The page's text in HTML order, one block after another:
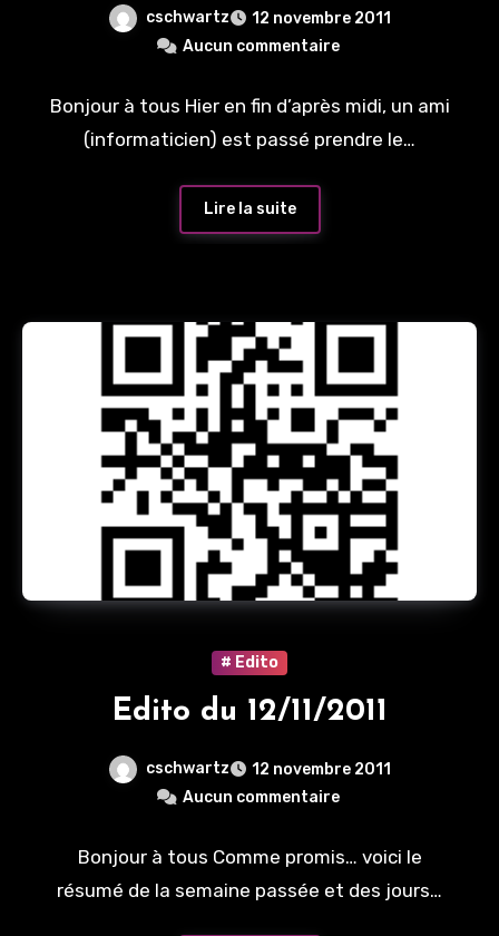
cschwartz
12 novembre 2011
Aucun commentaire
Bonjour à tous Hier en fin d’après midi, un ami
(informaticien) est passé prendre le…
Lire la suite
# Edito
Edito du 12/11/2011
cschwartz
12 novembre 2011
Aucun commentaire
Bonjour à tous Comme promis… voici le
résumé de la semaine passée et des jours…